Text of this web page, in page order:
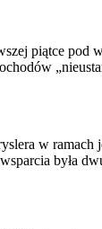
piątce pod
w ramach
była